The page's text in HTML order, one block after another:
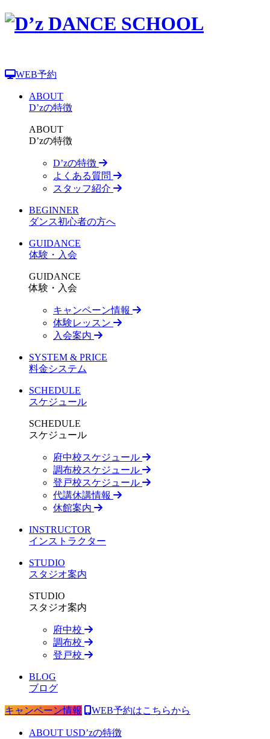
WEB予約
ABOUT
D’zの特徴
ABOUT
D’zの特徴
D’zの特徴
よくある質問
スタッフ紹介
BEGINNER
ダンス初心者の方へ
GUIDANCE
体験・入会
GUIDANCE
体験・入会
キャンペーン情報
体験レッスン
入会案内
SYSTEM & PRICE
料金システム
SCHEDULE
スケジュール
SCHEDULE
スケジュール
府中校スケジュール
調布校スケジュール
登戸校スケジュール
代講休講情報
休館案内
INSTRUCTOR
インストラクター
STUDIO
スタジオ案内
STUDIO
スタジオ案内
府中校
調布校
登戸校
BLOG
ブログ
キャンペーン情報 WEB予約はこちらから
ABOUT USD’zの特徴